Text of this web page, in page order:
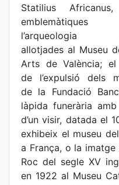
Statilius
l’arqueologia
allotjades al Museu
Arts de València; el
de l’expulsió dels
de la Fundació
làpida funerària amb
d’un visir, datada el
exhibeix el museu
a França, o la imatge
Roc del segle XV
en 1922 al Museu